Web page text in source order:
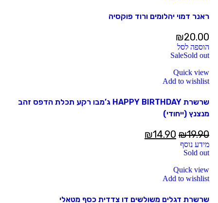
ראנר דמוי יהלומים ורוד פוקסיה
₪20.00
הוספה לסל
SaleSold out
Quick view
Add to wishlist
שרשרת HAPPY BIRTHDAY ג’מבו רקע תכלת הדפס זהב
מנצנץ (ייחודי)
₪19.90
₪14.90
מידע נוסף
Sold out
Quick view
Add to wishlist
שרשרת דגלים משולשים דו צדדית כסף מטאלי